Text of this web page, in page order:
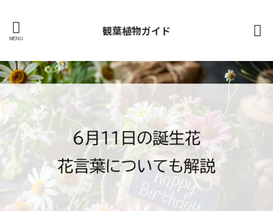
観葉植物ガイド